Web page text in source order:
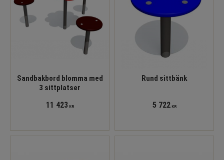
Sandbakbord blomma med
3 sittplatser
11 423 KR
Rund sittbänk
5 722KR